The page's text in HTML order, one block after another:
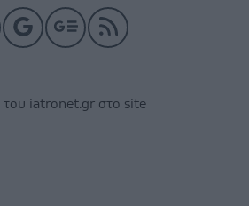
του iatronet.gr στο site